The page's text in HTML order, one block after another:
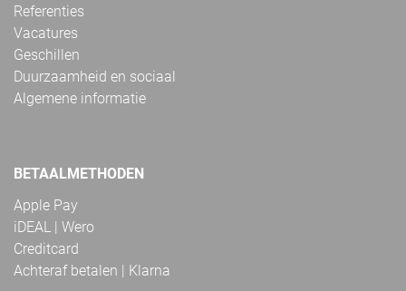
Referenties
Vacatures
Geschillen
Duurzaamheid en sociaal
Algemene informatie
BETAALMETHODEN
Apple Pay
iDEAL | Wero
Creditcard
Achteraf betalen | Klarna